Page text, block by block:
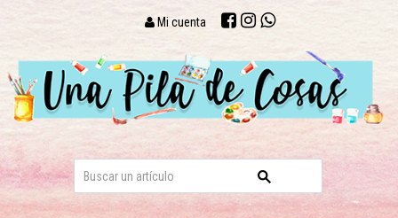
Mi cuenta